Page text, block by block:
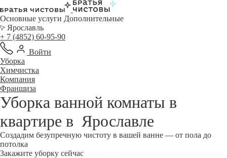
Основные услуги Дополнительные
Ярославль
+ 7 (4852) 60-95-90
Войти
Уборка
Химчистка
Компания
Франшиза
Уборка ванной комнаты в
квартире в Ярославле
Создадим безупречную чистоту в вашей ванне — от пола до
потолка
Закажите уборку сейчас